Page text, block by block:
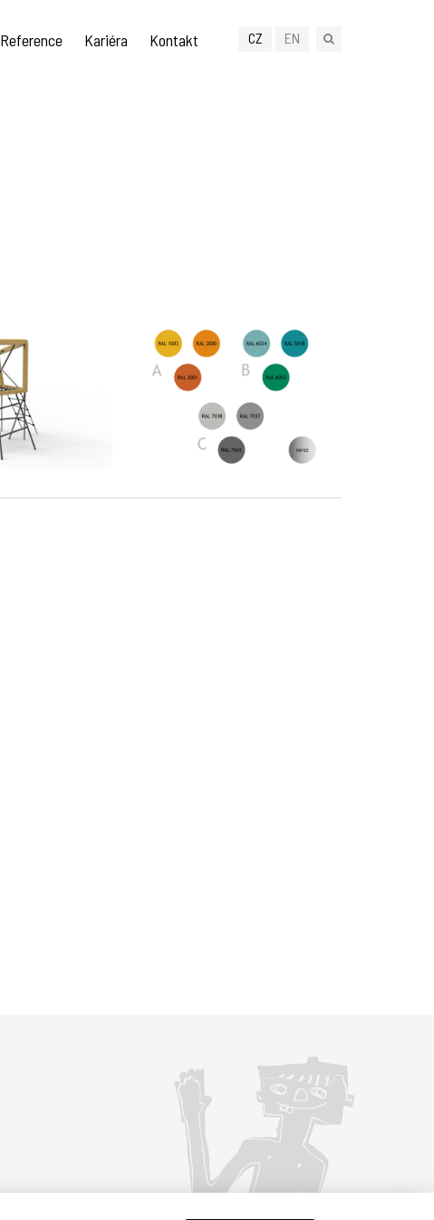
CZ EN
Reference Kariéra Kontakt